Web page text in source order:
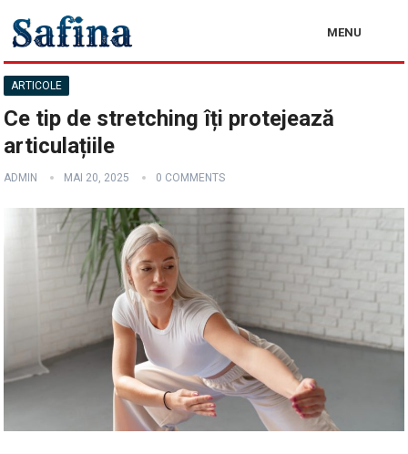
MENU
ARTICOLE
Ce tip de stretching îți protejează
articulațiile
ADMIN MAI 20, 2025 0 COMMENTS